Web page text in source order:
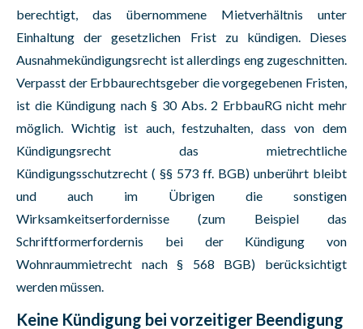
berechtigt, das übernommene Mietverhältnis unter
Einhaltung der gesetzlichen Frist zu kündigen. Dieses
Ausnahmekündigungsrecht ist allerdings eng zugeschnitten.
Verpasst der Erbbaurechtsgeber die vorgegebenen Fristen,
ist die Kündigung nach § 30 Abs. 2 ErbbauRG nicht mehr
möglich. Wichtig ist auch, festzuhalten, dass von dem
Kündigungsrecht das mietrechtliche
Kündigungsschutzrecht ( §§ 573 ff. BGB) unberührt bleibt
und auch im Übrigen die sonstigen
Wirksamkeitserfordernisse (zum Beispiel das
Schriftformerfordernis bei der Kündigung von
Wohnraummietrecht nach § 568 BGB) berücksichtigt
werden müssen.
Keine Kündigung bei vorzeitiger Beendigung